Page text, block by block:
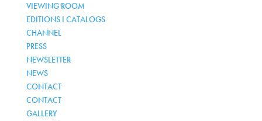
VIEWING ROOM
EDITIONS I CATALOGS
CHANNEL
PRESS
NEWSLETTER
NEWS
CONTACT
CONTACT
GALLERY